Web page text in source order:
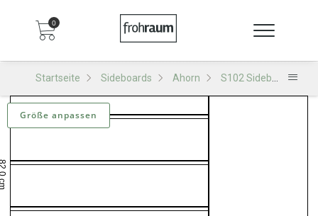
0
Startseite Sideboards Ahorn S102 Sideboard
Größe anpassen